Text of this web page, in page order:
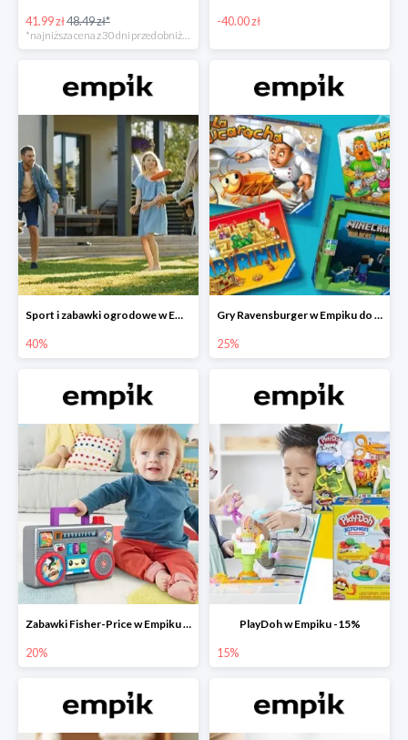
41.99 zł48.49 zł* -40.00 zł
Sport i zabawki ogrodowe w Empiku do -40%
40%
Gry Ravensburger w Empiku do -25%
25%
Zabawki Fisher-Price w Empiku do -20%
20%
PlayDoh w Empiku -15%
15%